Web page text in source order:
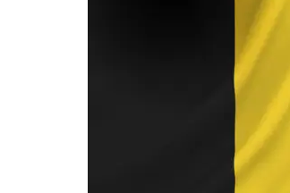
Tuigage en dekbeslag
Boten, toebehoren en fun